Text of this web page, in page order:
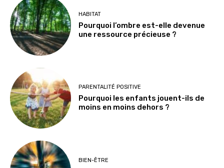
HABITAT
Pourquoi l’ombre est-elle devenue
une ressource précieuse ?
PARENTALITÉ POSITIVE
Pourquoi les enfants jouent-ils de
moins en moins dehors ?
BIEN-ÊTRE